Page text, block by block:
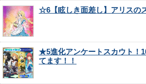
☆6【眩しき面差し】アリスの
★5進化アンケートスカウト！
てます！！